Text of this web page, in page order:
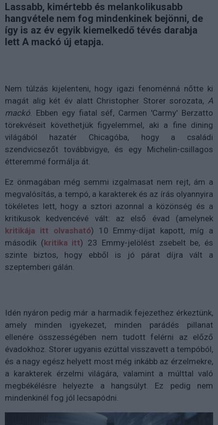
Lassabb, kimértebb és melankolikusabb
hangvétele nem fog mindenkinek bejönni, de
így is az év egyik kiemelkedő tévés darabja
lett A mackó új etapja.
Nem túlzás kijelenteni, hogy igazi fenoménná nőtte ki
magát alig két év alatt Christopher Storer sorozata, A
mackó . Ebben egy fiatal séf, Carmen 'Carmy' Berzatto
törekvéseit követhetjük figyelemmel, aki a fine dining
világából hazatér Chicagóba, hogy a családi
szendvicsezőt továbbvigye, és egy Michelin-csillagos
étteremmé formálja át.
Ez önmagában még semmi izgalmasat nem rejt, ám a
megvalósítás, a tempó, a karakterek és az írás olyannyira
tökéletes lett, hogy a sztori azonnal a közönség és a
kritikusok kedvencévé vált: az első évad (amelynek
kritikája itt olvasható) 10 Emmy-díjat kapott, míg a
második (kritika itt) 23 Emmy-jelölést zsebelt be, és
szinte biztos, hogy ebből is jó párat díjra vált a
szeptemberi gálán.
Idén nyáron pedig már a harmadik fejezethez érkeztünk,
amely minden igyekezet, minden parádés pillanat
ellenére összességében nem tudott felérni az előző
évadokhoz. Storer ugyanis ezúttal visszavett a tempóból,
és a nagy egész helyett most még inkább az érzelmekre,
a karakterek érzelmi világára, valamint a múlttal való
megbékélésre helyezte a hangsúlyt. Ez pedig nem
mindenkinél fog jól lecsapódni.